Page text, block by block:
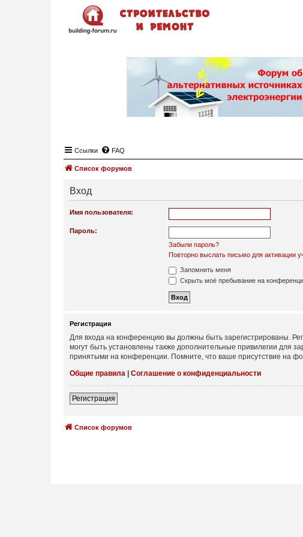
Ссылки FAQ
Список форумов
Вход
Имя пользователя:
Пароль:
Забыли пароль?
Повторно выслать письмо для активации
Запомнить меня
Скрыть моё пребывание на
Регистрация
Для входа на конференцию вы должны быть зарегистрированы.
могут быть установлены также дополнительные привилегии для
принятыми на конференции. Помните, что ваше присутствие на
Общие правила | Соглашение о конфиденциальности
Регистрация
Список форумов